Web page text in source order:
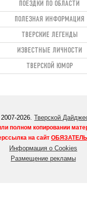
ПОЕЗДКИ ПО ОБЛАСТИ
ПОЛЕЗНАЯ ИНФОРМАЦИЯ
ТВЕРСКИЕ ЛЕГЕНДЫ
ИЗВЕСТНЫЕ ЛИЧНОСТИ
ТВЕРСКОЙ ЮМОР
2026.Тверской
полном копировании
на сайт
Информация о Cookies
Размещение рекламы